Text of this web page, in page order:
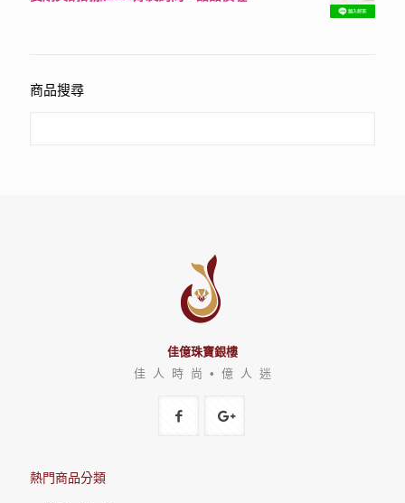
商品搜尋
佳億珠寶銀樓
佳 人 時 尚 • 億 人 迷
熱門商品分類